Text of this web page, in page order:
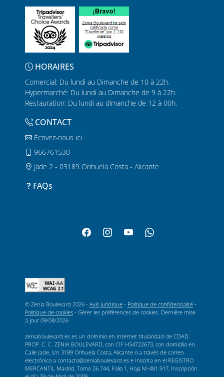
HORAIRES
Comercial: Du lundi au Dimanche de 10 à 22h.
Hypermarché: Du lundi au Dimanche de 9 à 22h.
Restauration: Du lundi au dimanche de 12 à 00h.
CONTACT
Écrivez-nous ici
966761530
Jade 2 - 03189 Orihuela Costa - Alicante
FAQs
© Zenia Boulevard 2026 - Avis juridique - Politique de confidentialité -
Politique de cookies - Gérer les préférences de cookies . Dernière mise
à jour 09/08/2026
zeniaboulevard.es es un dominio en Internet titularidad de CDAD.
PROP. C. C. ZENIA BOULEVARD, con CIF H54722673, con domicilio en
Calle Jade, s/n 3189 Orihuela Costa, Alicante o a través de correo
electrónico a contacto@zeniaboulevard.es e Inscrita en el REGISTRO
MERCANTIL Madrid, Tomo 26.744, Folio 1, Hoja M-481.917, Inscripción